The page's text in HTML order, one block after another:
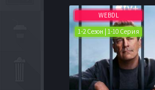
WEBDL
1-2 Сезон | 1-10 Серия